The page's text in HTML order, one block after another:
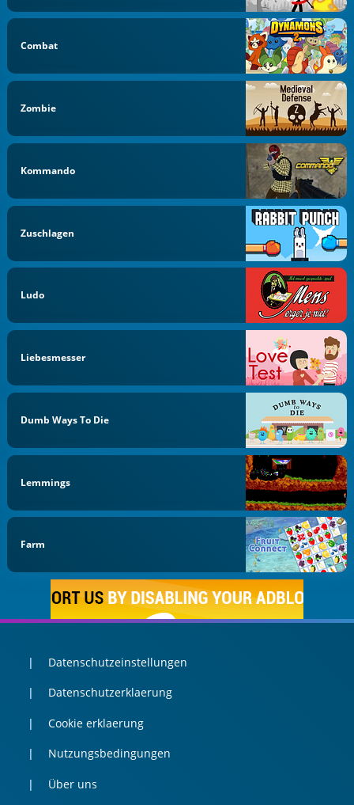
Combat
Zombie
Kommando
Zuschlagen
Ludo
Liebesmesser
Dumb Ways To Die
Lemmings
Farm
Datenschutzeinstellungen
Datenschutzerklaerung
Cookie erklaerung
Nutzungsbedingungen
Über uns